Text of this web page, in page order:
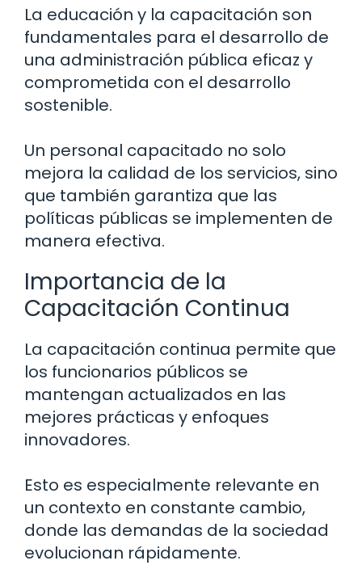
La educación y la capacitación son
fundamentales para el desarrollo de
una administración pública eficaz y
comprometida con el desarrollo
sostenible.
Un personal capacitado no solo
mejora la calidad de los servicios, sino
que también garantiza que las
políticas públicas se implementen de
manera efectiva.
Importancia de la
Capacitación Continua
La capacitación continua permite que
los funcionarios públicos se
mantengan actualizados en las
mejores prácticas y enfoques
innovadores.
Esto es especialmente relevante en
un contexto en constante cambio,
donde las demandas de la sociedad
evolucionan rápidamente.